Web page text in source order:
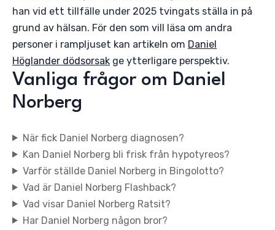
han vid ett tillfälle under 2025 tvingats ställa in på
grund av hälsan. För den som vill läsa om andra
personer i rampljuset kan artikeln om Daniel
Höglander dödsorsak ge ytterligare perspektiv.
Vanliga frågor om Daniel
Norberg
När fick Daniel Norberg diagnosen?
Kan Daniel Norberg bli frisk från hypotyreos?
Varför ställde Daniel Norberg in Bingolotto?
Vad är Daniel Norberg Flashback?
Vad visar Daniel Norberg Ratsit?
Har Daniel Norberg någon bror?